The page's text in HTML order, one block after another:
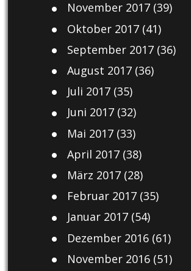
November 2017(39)
Oktober 2017(41)
September 2017(36)
August 2017(36)
Juli 2017(35)
Juni 2017(32)
Mai 2017(33)
April 2017(38)
März 2017(28)
Februar 2017(35)
Januar 2017(54)
Dezember 2016(61)
November 2016(51)